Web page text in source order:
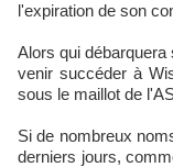
l'expiration de son
Alors qui
venir succéder à
sous le maillot de
Si de nombreux
derniers jours,